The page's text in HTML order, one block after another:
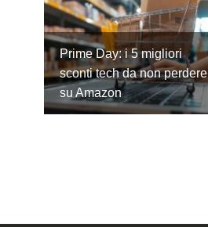
Prime Day: i 5 migliori
sconti tech da non perdere
su Amazon